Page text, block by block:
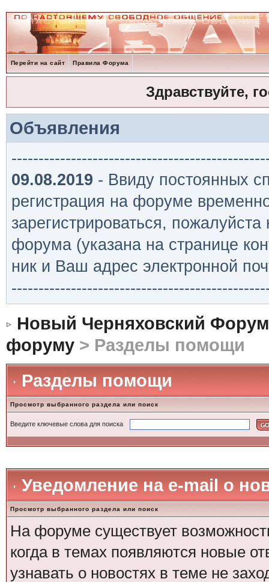
Перейти на сайт Правила Форума
Здравствуйте,
Объявления
09.08.2019 - Ввиду постоянных
регистрация на форуме
зарегистрироваться,
форума (указана на странице
ник и Ваш адрес электронной
Новый Черняховский Форум
форуму> Разделы помощи
Разделы помощи
Просмотр выбранного раздела или поиск
Введите ключевые слова для поиска
Уведомление на е-mail о
Просмотр выбранного раздела или поиск
На форуме существует
когда в темах появляются новые
узнавать о новостях в теме не